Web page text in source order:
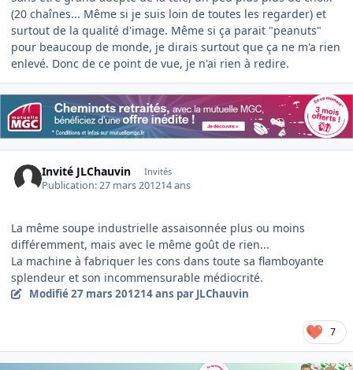
(20 chaînes... Même si je suis loin de toutes les regarder) et
surtout de la qualité d'image. Même si ça parait "peanuts"
pour beaucoup de monde, je dirais surtout que ça ne m'a rien
enlevé. Donc de ce point de vue, je n'ai rien à redire.
Invité JLChauvin Invités
Publication:27 mars 201214 ans
La même soupe industrielle assaisonnée plus ou moins
différemment, mais avec le même goût de rien...
La machine à fabriquer les cons dans toute sa flamboyante
splendeur et son incommensurable médiocrité.
Modifié27 mars 201214 ans par JLChauvin
7